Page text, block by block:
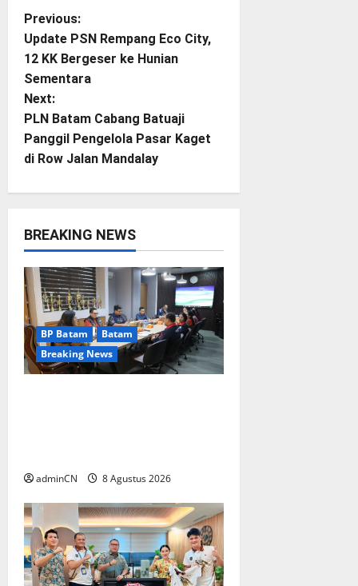
P
o
s
t
n
a
v
i
g
a
t
Previous:
Update PSN Rempang Eco City,
12 KK Bergeser ke Hunian
Sementara
Next:
PLN Batam Cabang Batuaji
Panggil Pengelola Pasar Kaget
di Row Jalan Mandalay
BREAKING NEWS
BP Batam
Batam
Breaking News
adminCN 8 Agustus 2026